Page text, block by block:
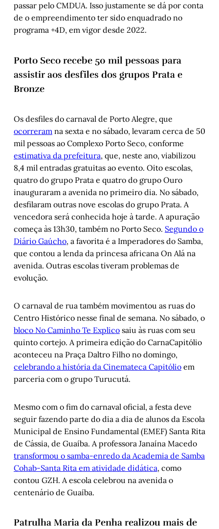
passar pelo CMDUA. Isso justamente se dá por conta
de o empreendimento ter sido enquadrado no
programa +4D, em vigor desde 2022.
Porto Seco recebe 50 mil pessoas para
assistir aos desfiles dos grupos Prata e
Bronze
Os desfiles do carnaval de Porto Alegre, que
ocorreram na sexta e no sábado, levaram cerca de 50
mil pessoas ao Complexo Porto Seco, conforme
estimativa da prefeitura, que, neste ano, viabilizou
8,4 mil entradas gratuitas ao evento. Oito escolas,
quatro do grupo Prata e quatro do grupo Ouro
inauguraram a avenida no primeiro dia. No sábado,
desfilaram outras nove escolas do grupo Prata. A
vencedora será conhecida hoje à tarde. A apuração
começa às 13h30, também no Porto Seco. Segundo o
Diário Gaúcho, a favorita é a Imperadores do Samba,
que contou a lenda da princesa africana On Alá na
avenida. Outras escolas tiveram problemas de
evolução.
O carnaval de rua também movimentou as ruas do
Centro Histórico nesse final de semana. No sábado, o
bloco No Caminho Te Explico saiu às ruas com seu
quinto cortejo. A primeira edição do CarnaCapitólio
aconteceu na Praça Daltro Filho no domingo,
celebrando a história da Cinemateca Capitólio em
parceria com o grupo Turucutá.
Mesmo com o fim do carnaval oficial, a festa deve
seguir fazendo parte do dia a dia de alunos da Escola
Municipal de Ensino Fundamental (EMEF) Santa Rita
de Cássia, de Guaíba. A professora Janaína Macedo
transformou o samba-enredo da Academia de Samba
Cohab-Santa Rita em atividade didática, como
contou GZH. A escola celebrou na avenida o
centenário de Guaíba.
Patrulha Maria da Penha realizou mais de